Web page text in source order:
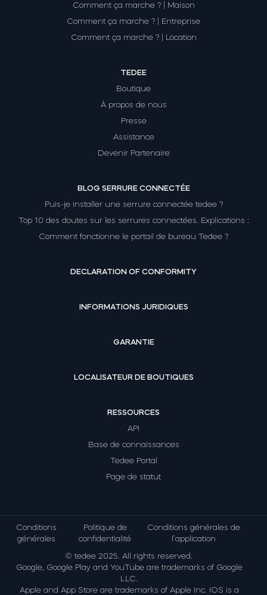
Comment ça marche ? | Maison
Comment ça marche ? | Entreprise
Comment ça marche ? | Location
TEDEE
Boutique
À propos de nous
Presse
Assistance
Devenir Partenaire
BLOG SERRURE CONNECTÉE
Puis-je installer une serrure connectée tedee ?
Top 10 des doutes sur les serrures connectées. Explications :
Comment fonctionne le portail de bureau Tedee ?
DECLARATION OF CONFORMITY
INFORMATIONS JURIDIQUES
GARANTIE
LOCALISATEUR DE BOUTIQUES
RESSOURCES
API
Base de connaissances
Tedee Portal
Page de statut
Conditions
générales
Politique de
confidentialité
Conditions générales de
l’application
© tedee 2025. All rights reserved.
Google, Google Play and YouTube are trademarks of Google
LLC.
Apple and App Store are trademarks of Apple Inc. IOS is a